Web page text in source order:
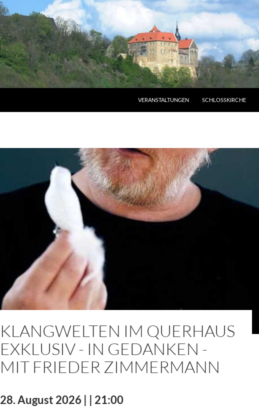
VERANSTALTUNGEN SCHLOSSKIRCHE
KLANGWELTEN IM QUERHAUS
EXKLUSIV - IN GEDANKEN -
MIT FRIEDER ZIMMERMANN
28. August 2026 | | 21:00